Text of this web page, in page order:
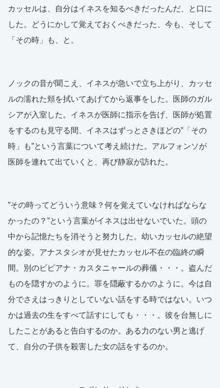
カッセルは、自分はイネスを知るべきだったんだ、と口に
した。どうにかして覚えておくべきだった、今も、そして
「その時」も、と。
ノックの音が聞こえ、イネスが急いで立ち上がり、カッセ
ルの濡れた頬を拭いてあげてから返事をした。医師のガル
シアが入室した。イネスが医師に指示を告げ、医師が処置
をするのも見守る間、イネスはずっとさきほどの”「その
時」も”という言葉について考え続けた。アルフォンソが
医師を連れて出ていくと、再び静寂が訪れた。
”その時ってどういう意味？何を覚えていなければならな
かったの？”という言葉がイネスは出せないでいた。頭の
中から記憶たちを消そうと努力した。幼いカッセルの絶望
的な姿。アナスタシオが見せたカッセル不在の臨終の瞬
間。別のビビアナ・カスタニャールの葬儀・・・。盗んだ
ものを隠すかのように。罪を隠蔽するかのように。今は自
分でさえはっきりとしていない話をする時ではない。いつ
かは過去の生をすべて話すにしても・・・。彼を台無しに
したことがあると告白するのか。ある力のない男と逃げ
て、自分の子供を殺害した女の話をするのか。